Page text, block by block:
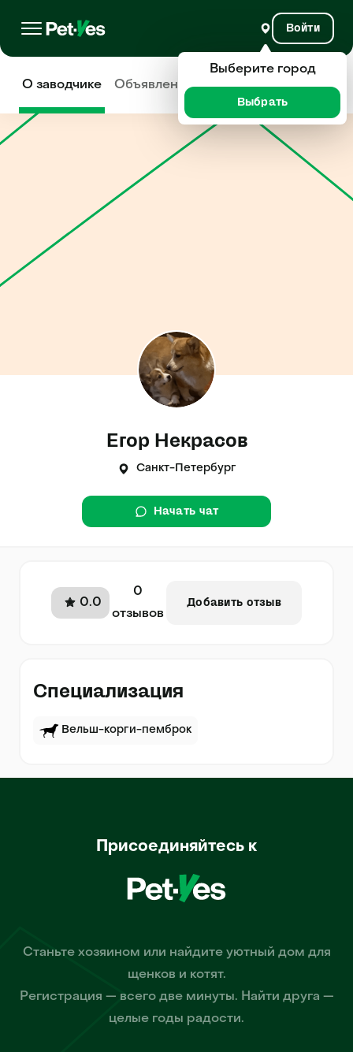
Войти
О заводчике Объявления Отзывы
Егор Некрасов
Санкт-Петербург
Начать чат
0.0
0
отзывов
Добавить отзыв
Специализация
Вельш-корги-пемброк
Присоединяйтесь к
Станьте хозяином или найдите уютный дом для
щенков и котят.
Регистрация — всего две минуты. Найти друга —
целые годы радости.
Выберите город
Выбрать